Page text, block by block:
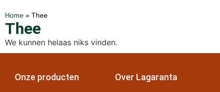
Home » Thee
Thee
We kunnen helaas niks vinden.
Onze producten Over Lagaranta